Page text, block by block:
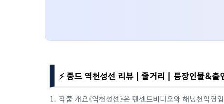
⚡ 중드 역천성선 리뷰 | 줄거리 | 등장인물&
1. 작품 개요《역천성선》은 텐센트비디오와 해녕천익